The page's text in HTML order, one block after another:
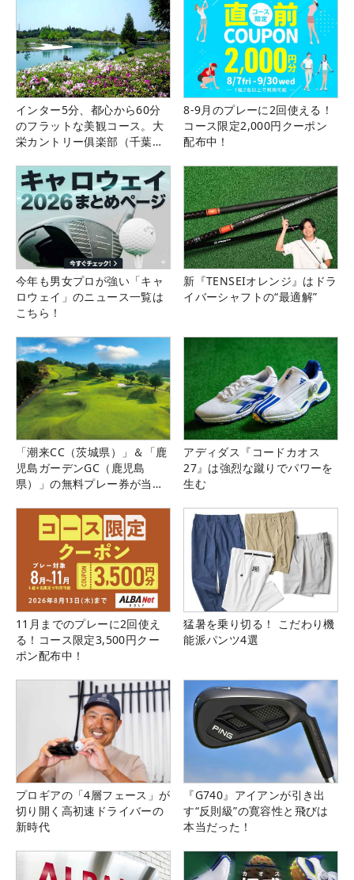
インター5分、都心から60分
のフラットな美観コース。大
栄カントリー俱楽部（千葉
8-9月のプレーに2回使える！
コース限定2,000円クーポン
配布中！
今年も男女プロが強い「キャ
ロウェイ」のニュース一覧は
こちら！
新『TENSEIオレンジ』はドラ
イバーシャフトの“最適解”
「潮来CC（茨城県）」＆「鹿
児島ガーデンGC（鹿児島
県）」の無料プレー券が当た
アディダス『コードカオス
27』は強烈な蹴りでパワーを
生む
11月までのプレーに2回使え
る！コース限定3,500円クー
ポン配布中！
猛暑を乗り切る！ こだわり機
能派パンツ4選
プロギアの「4層フェース」が
切り開く高初速ドライバーの
新時代
『G740』アイアンが引き出
す“反則級”の寛容性と飛びは
本当だった！